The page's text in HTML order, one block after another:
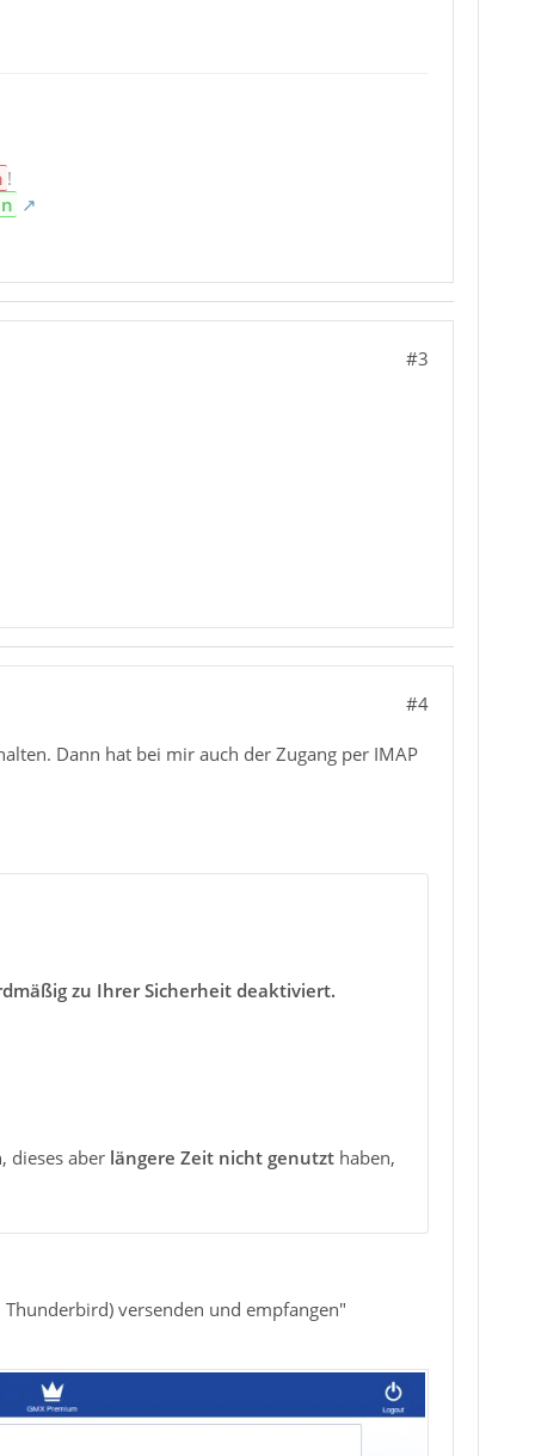
!
#3
#4
Dann hat bei mir auch der Zugang per IMAP
zu Ihrer Sicherheit deaktiviert.
dieses aber längere Zeit nicht genutzthaben,
versenden und empfangen"